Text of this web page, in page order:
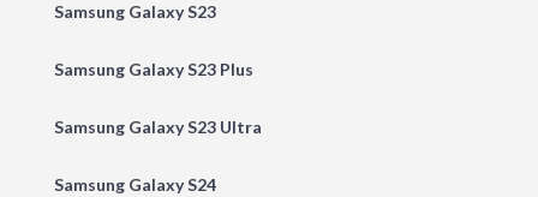
Samsung Galaxy S23
Samsung Galaxy S23 Plus
Samsung Galaxy S23 Ultra
Samsung Galaxy S24